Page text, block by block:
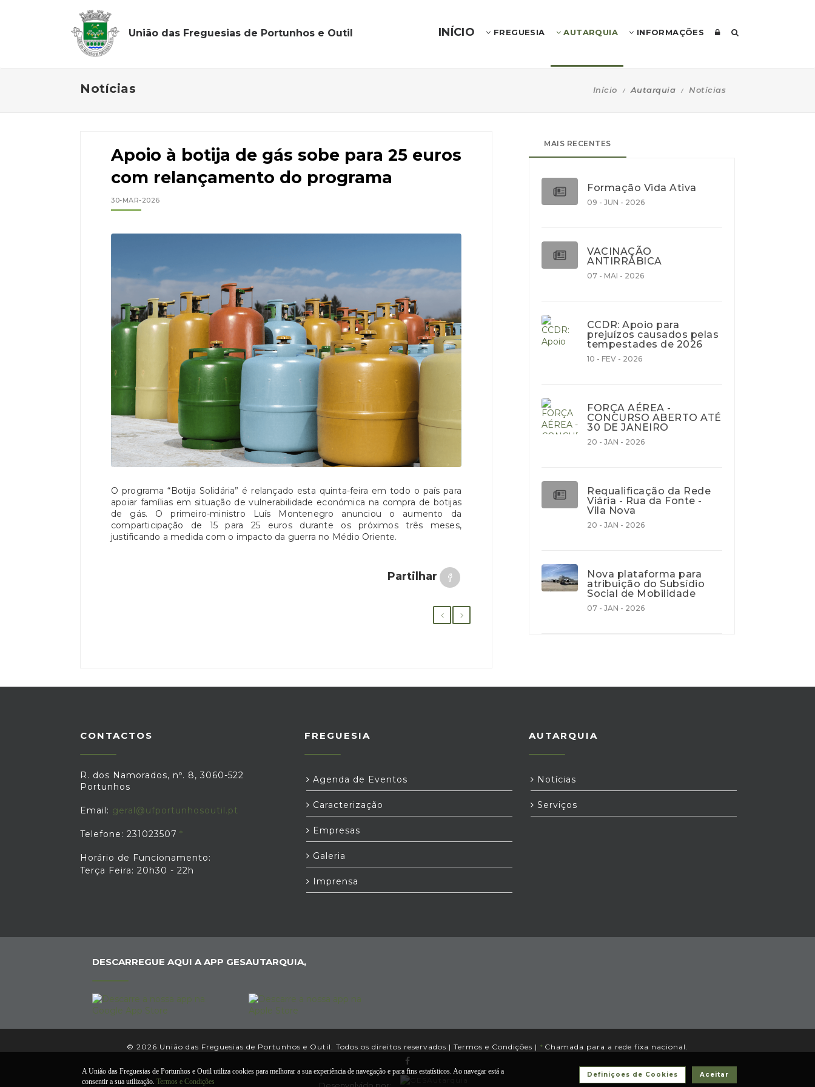
União das Freguesias de Portunhos e Outil INÍCIO FREGUESIA AUTARQUIA INFORMAÇÕES
Notícias Início Autarquia Notícias
Apoio à botija de gás sobe para 25 euros
com relançamento do programa
30-MAR-2026
O programa “Botija Solidária” é relançado esta quinta-feira em todo o país para
apoiar famílias em situação de vulnerabilidade económica na compra de botijas
de gás. O primeiro-ministro Luís Montenegro anunciou o aumento da
comparticipação de 15 para 25 euros durante os próximos três meses,
justificando a medida com o impacto da guerra no Médio Oriente.
Partilhar
MAIS RECENTES
Formação Vida Ativa
09 - JUN - 2026
VACINAÇÃO
ANTIRRÁBICA
07 - MAI - 2026
CCDR: Apoio para
prejuízos causados pelas
tempestades de 2026
10 - FEV - 2026
FORÇA AÉREA -
CONCURSO ABERTO ATÉ
30 DE JANEIRO
20 - JAN - 2026
Requalificação da Rede
Viária - Rua da Fonte -
Vila Nova
20 - JAN - 2026
Nova plataforma para
atribuição do Subsídio
Social de Mobilidade
07 - JAN - 2026
CONTACTOS
R. dos Namorados, nº. 8, 3060-522
Portunhos
Email: geral@ufportunhosoutil.pt
Telefone: 231023507
Horário de Funcionamento:
Terça Feira: 20h30 - 22h
FREGUESIA
Agenda de Eventos
Caracterização
Empresas
Galeria
Imprensa
AUTARQUIA
Notícias
Serviços
DESCARREGUE AQUI A APP GESAUTARQUIA,
© 2026 União das Freguesias de Portunhos e Outil. Todos os direitos reservados | Termos e Condições | * Chamada para a rede fixa nacional.
A União das Freguesias de Portunhos e Outil utiliza cookies para melhorar a sua experiência de navegação e para fins estatísticos. Ao navegar está a
consentir a sua utilização. Termos e Condições
Aceitar
Definiçoes de Cookies